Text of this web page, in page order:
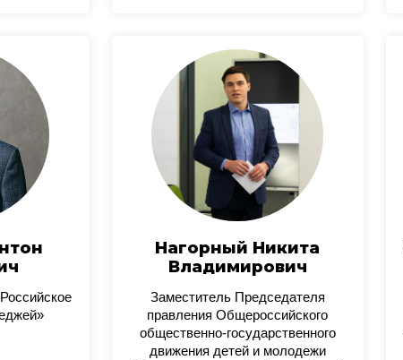
Нагорный Никита
Владимирович
Заместитель Председателя
правления Общероссийского
общественно-государственного
движения детей и молодежи